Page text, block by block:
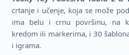
crtanje i učenje, koja se može
ima belu i crnu površinu, na
kredom ili markerima, i 30
i igrama.